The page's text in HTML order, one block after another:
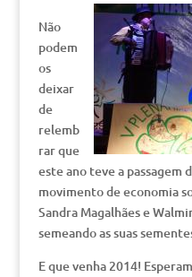
Não
podem
os
deixar
de
relemb
rar que
este ano teve a passagem
movimento de economia
Sandra Magalhães e
semeando as suas
E que venha 2014!